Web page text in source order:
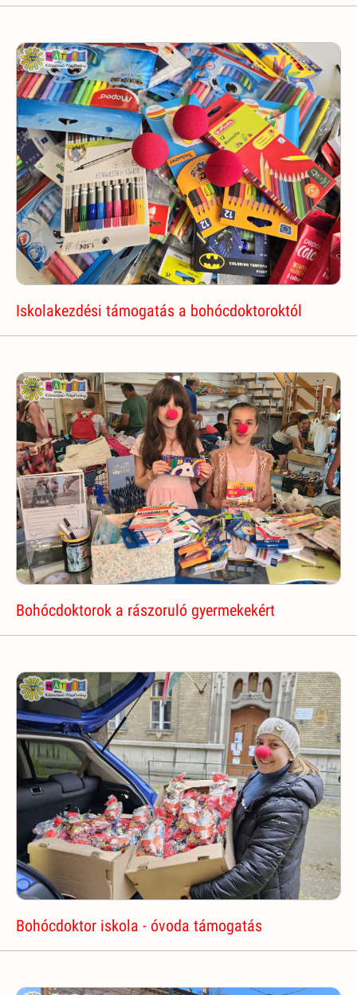
Iskolakezdési támogatás a bohócdoktoroktól
Bohócdoktorok a rászoruló gyermekekért
Bohócdoktor iskola - óvoda támogatás